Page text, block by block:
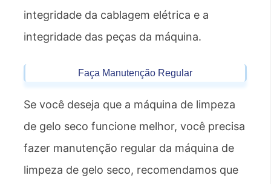
integridade da cablagem elétrica e a
integridade das peças da máquina.
Faça Manutenção Regular
Se você deseja que a máquina de limpeza
de gelo seco funcione melhor, você precisa
fazer manutenção regular da máquina de
limpeza de gelo seco, recomendamos que